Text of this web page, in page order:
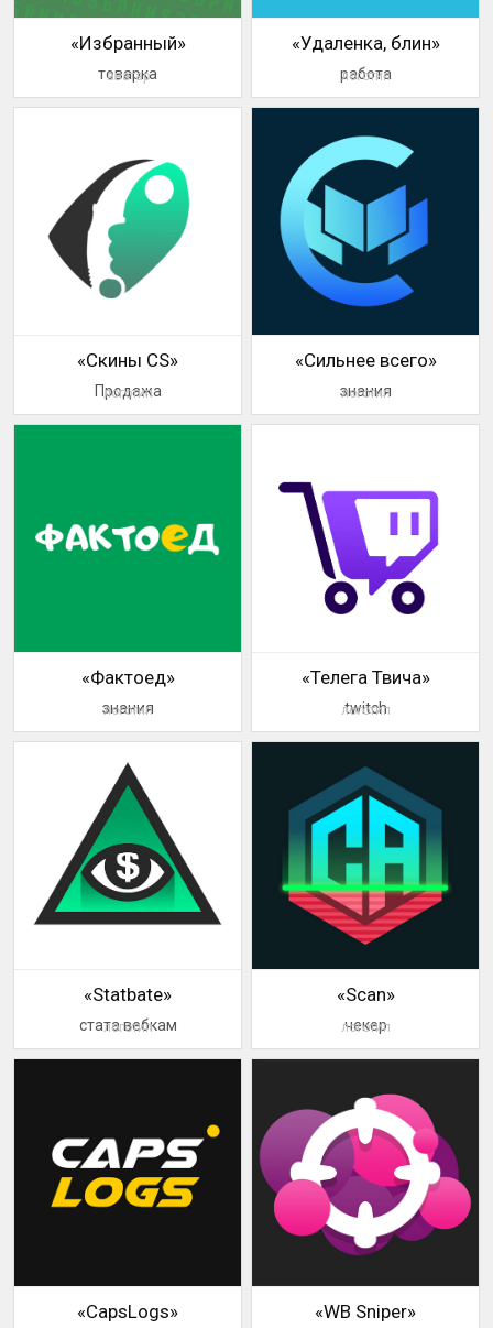
«Избранный»
товарка
аватар
«Удаленка, блин»
работа
логотип
«Скины CS»
Продажа
логотип
«Сильнее всего»
знания
логотип
«Фактоед»
знания
логотип
«Телега Твича»
twitch
логотип
«Statbate»
стата вебкам
логотип
«Scan»
чекер
логотип
«CapsLogs» «WB Sniper»